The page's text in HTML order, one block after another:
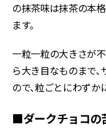
の抹茶味は抹茶の本
ます。
一粒一粒の大きさが
ら大き目なものまで
ので、粒ごとにわず
■ダークチョコの